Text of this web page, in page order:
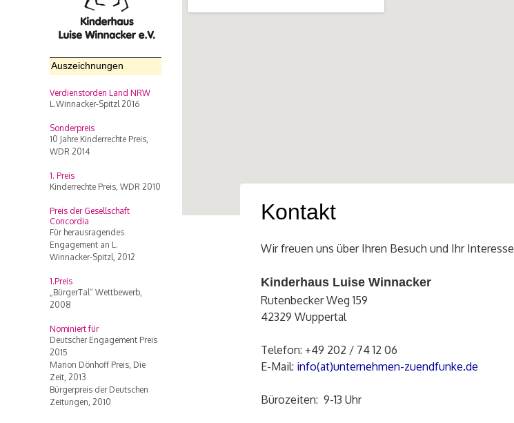
Kontakt
Wir freuen uns über Ihren Besuch und Ihr Interesse
Kinderhaus Luise Winnacker
Rutenbecker Weg 159
42329 Wuppertal
Telefon: +49 202 / 74 12 06
E-Mail: info(at)unternehmen-zuendfunke.de
Bürozeiten: 9-13 Uhr
Auszeichnungen
Verdienstorden Land NRW
L.Winnacker-Spitzl 2016
Sonderpreis
10 Jahre Kinderrechte Preis,
WDR 2014
1. Preis
Kinderrechte Preis, WDR 2010
Preis der Gesellschaft
Concordia
Für herausragendes
Engagement an L.
Winnacker-Spitzl, 2012
1.Preis
„BürgerTal“ Wettbewerb,
2008
Nominiert für
Deutscher Engagement Preis
2015
Marion Dönhoff Preis, Die
Zeit, 2013
Bürgerpreis der Deutschen
Zeitungen, 2010